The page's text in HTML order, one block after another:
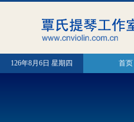
126年8月6日 星期四 首页|